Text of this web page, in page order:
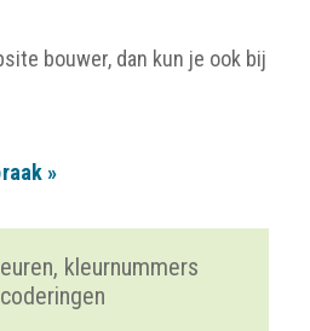
bouwer, dan kun je ook bij
»
kleurnummers